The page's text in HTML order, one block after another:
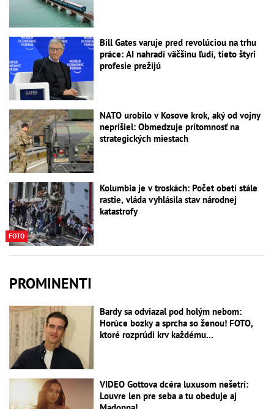
Bill Gates varuje pred revolúciou na trhu
práce: AI nahradí väčšinu ľudí, tieto štyri
profesie prežijú
NATO urobilo v Kosove krok, aký od vojny
neprišiel: Obmedzuje prítomnosť na
strategických miestach
FOTO
Kolumbia je v troskách: Počet obetí stále
rastie, vláda vyhlásila stav národnej
katastrofy
PROMINENTI
Bardy sa odviazal pod holým nebom:
Horúce bozky a sprcha so ženou! FOTO,
ktoré rozprúdi krv každému...
VIDEO Gottova dcéra luxusom nešetrí:
Louvre len pre seba a tu obeduje aj